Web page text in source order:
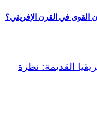
القوى في القرن الإفريقي؟